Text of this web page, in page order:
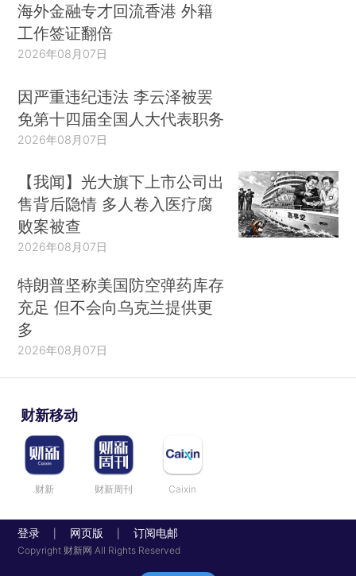
海外金融专才回流香港 外籍
工作签证翻倍
2026年08月07日
因严重违纪违法 李云泽被罢
免第十四届全国人大代表职务
2026年08月07日
【我闻】光大旗下上市公司出
售背后隐情 多人卷入医疗腐
败案被查
2026年08月07日
特朗普坚称美国防空弹药库存
充足 但不会向乌克兰提供更
多
2026年08月07日
财新移动
财新 财新周刊 Caixin
登录 网页版 订阅电邮
Copyright 财新网 All Rights Reserved